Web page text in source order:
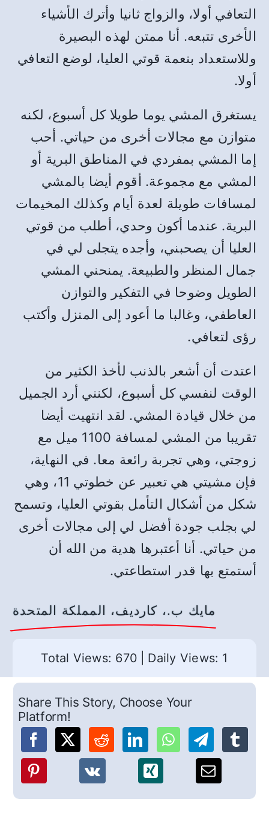
التعافي أولا، والزواج ثانيا وأترك الأشياء
الأخرى تتبعه. أنا ممتن لهذه البصيرة
وللاستعداد بنعمة قوتي العليا، لوضع التعافي
أولا.
يستغرق المشي يوما طويلا كل أسبوع، لكنه
متوازن مع مجالات أخرى من حياتي. أحب
إما المشي بمفردي في المناطق البرية أو
المشي مع مجموعة. أقوم أيضا بالمشي
لمسافات طويلة لعدة أيام وكذلك المخيمات
البرية. عندما أكون وحدي، أطلب من قوتي
العليا أن يصحبني، وأجده يتجلى لي في
جمال المنظر والطبيعة. يمنحني المشي
الطويل وضوحا في التفكير والتوازن
العاطفي، وغالبا ما أعود إلى المنزل وأكتب
رؤى لتعافي.
اعتدت أن أشعر بالذنب لأخذ الكثير من
الوقت لنفسي كل أسبوع، لكنني أرد الجميل
من خلال قيادة المشي. لقد انتهيت أيضا
تقريبا من المشي لمسافة 1100 ميل مع
زوجتي، وهي تجربة رائعة معا. في النهاية،
فإن مشيتي هي تعبير عن خطوتي 11، وهي
شكل من أشكال التأمل بقوتي العليا، وتسمح
لي بجلب جودة أفضل لي إلى مجالات أخرى
من حياتي. أنا أعتبرها هدية من الله أن
أستمتع بها قدر استطاعتي.
مايك ب.، كارديف، المملكة المتحدة
Total Views: 670 Daily Views: 1
Share This Story, Choose Your
Platform!